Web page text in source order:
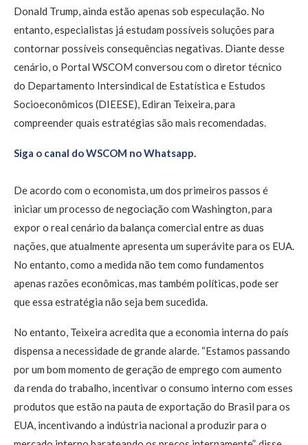
Donald Trump, ainda estão apenas sob especulação. No
entanto, especialistas já estudam possíveis soluções para
contornar possíveis consequências negativas. Diante desse
cenário, o Portal WSCOM conversou com o diretor técnico
do Departamento Intersindical de Estatística e Estudos
Socioeconômicos (DIEESE), Ediran Teixeira, para
compreender quais estratégias são mais recomendadas.
Siga o canal do WSCOM no Whatsapp.
De acordo com o economista, um dos primeiros passos é
iniciar um processo de negociação com Washington, para
expor o real cenário da balança comercial entre as duas
nações, que atualmente apresenta um superávite para os EUA.
No entanto, como a medida não tem como fundamentos
apenas razões econômicas, mas também políticas, pode ser
que essa estratégia não seja bem sucedida.
No entanto, Teixeira acredita que a economia interna do país
dispensa a necessidade de grande alarde. “Estamos passando
por um bom momento de geração de emprego com aumento
da renda do trabalho, incentivar o consumo interno com esses
produtos que estão na pauta de exportação do Brasil para os
EUA, incentivando a indústria nacional a produzir para o